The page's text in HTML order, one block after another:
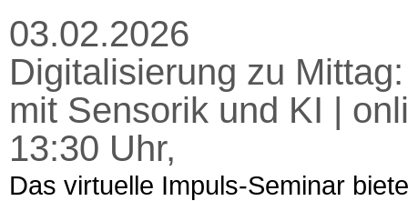
03.02.2026
Digitalisierung zu
mit Sensorik und KI |
13:30 Uhr,
Das virtuelle Impuls-Seminar